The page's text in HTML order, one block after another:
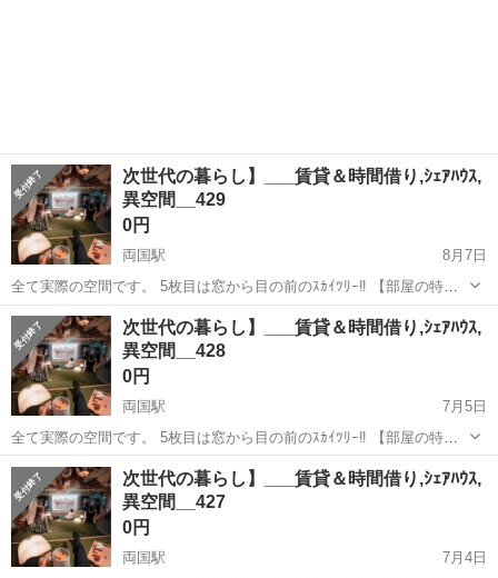
次世代の暮らし】___賃貸＆時間借り,ｼｪｱﾊｳｽ,
異空間__429
0円
両国駅
8月7日
全て実際の空間です。 5枚目は窓から目の前のｽｶｲﾂﾘｰ‼︎ 【部屋の特
徴】 ➊生活に必要な全てがある (風呂ﾄｲﾚ,ﾛﾌﾄ＆ｿﾌｧﾍﾞｯﾄﾞ,洗濯乾燥機,
全料理対応家電, ➋8k大画面＆360°立体音響 ↪︎映画,You...
東京 墨田区 両国駅 シェアハウス
次世代の暮らし】___賃貸＆時間借り,ｼｪｱﾊｳｽ,
異空間__428
0円
両国駅
7月5日
全て実際の空間です。 5枚目は窓から目の前のｽｶｲﾂﾘｰ‼︎ 【部屋の特
徴】 ➊生活に必要な全てがある (風呂ﾄｲﾚ,ﾛﾌﾄ＆ｿﾌｧﾍﾞｯﾄﾞ,洗濯乾燥機,
全料理対応家電, ➋8k大画面＆360°立体音響 ↪︎映画,You...
東京 墨田区 両国駅 シェアハウス
次世代の暮らし】___賃貸＆時間借り,ｼｪｱﾊｳｽ,
異空間__427
0円
両国駅
7月4日